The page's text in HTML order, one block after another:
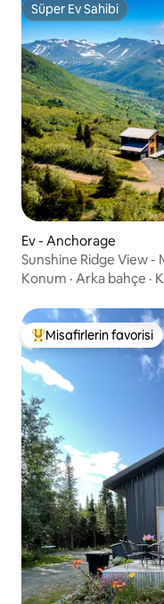
Süper Ev Sahibi
Süper Ev Sahibi
Ev - Anchorage
Sunshine Ridge View -
Konum · Arka bahçe ·
Misafirlerin
Misafirlerin favorisi